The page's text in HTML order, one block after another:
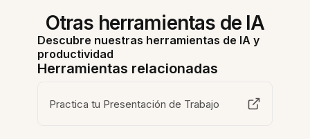
Otras herramientas de IA
Descubre nuestras herramientas de IA y
productividad
Herramientas relacionadas
Practica tu Presentación de Trabajo